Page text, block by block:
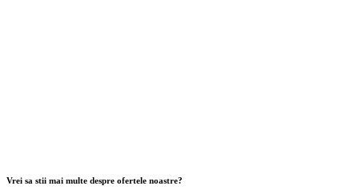
Vrei sa stii mai multe despre ofertele noastre?